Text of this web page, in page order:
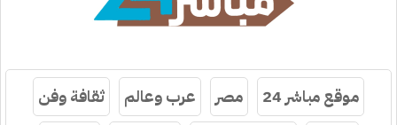
موقع مباشر 24 مصر عرب وعالم
ثقافة وفن